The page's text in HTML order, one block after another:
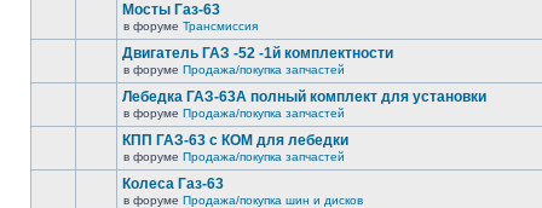
Мосты Газ-63
в форуме Трансмиссия
Двигатель ГАЗ -52 -1й комплектности
в форуме Продажа/покупка запчастей
Лебедка ГАЗ-63А полный комплект для установки
в форуме Продажа/покупка запчастей
КПП ГАЗ-63 с КОМ для лебедки
в форуме Продажа/покупка запчастей
Колеса Газ-63
в форуме Продажа/покупка шин и дисков